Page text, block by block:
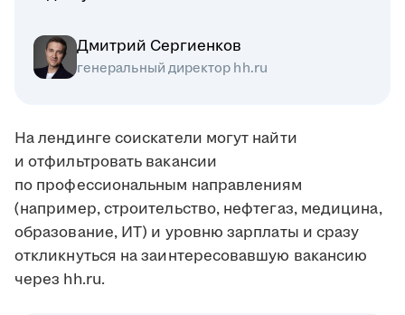
Дмитрий Сергиенков
генеральный директор hh.ru
На лендинге соискатели могут найти
и отфильтровать вакансии
по профессиональным направлениям
(например, строительство, нефтегаз, медицина,
образование, ИТ) и уровню зарплаты и сразу
откликнуться на заинтересовавшую вакансию
через hh.ru.